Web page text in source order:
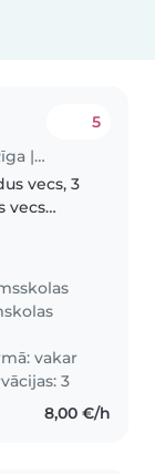
Aukles darbs pilsētā Rīga | Babysits
5
vecs, 3
vecs
būtu
interesē:..
vakar
3
8,00 €/h